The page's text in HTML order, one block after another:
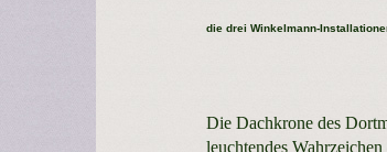
die drei Winkelmann-
Die Dachkrone des
leuchtendes